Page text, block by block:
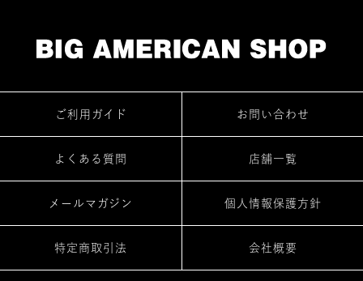
ご利用ガイド お問い合わせ
よくある質問 店舗一覧
メールマガジン 個人情報保護方針
特定商取引法 会社概要